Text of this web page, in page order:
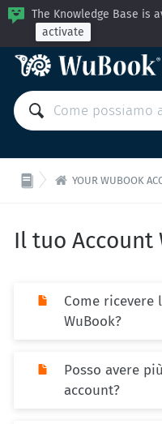
The Knowledge Base is
activate
 YOUR WUBOOK ACCOUNT:
Il tuo Account
Come
WuBook?
Posso avere
account?